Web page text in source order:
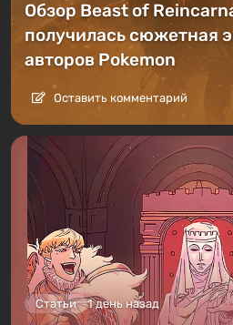
Обзор Beast of
получилась сюжетная
авторов Pokemon
Оставить комментарий
Статьи 1 день назад